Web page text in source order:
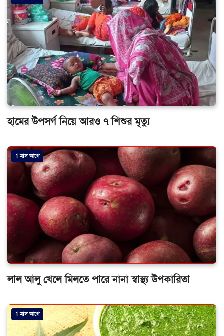
হামের উপসর্গ নিয়ে আরও ৭ শিশুর মৃত্যু
1 মাস আগে
লাল আলু খেলে মিলতে পারে নানা স্বাস্থ্য উপকারিতা
1 মাস আগে